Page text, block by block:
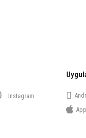
Instagram